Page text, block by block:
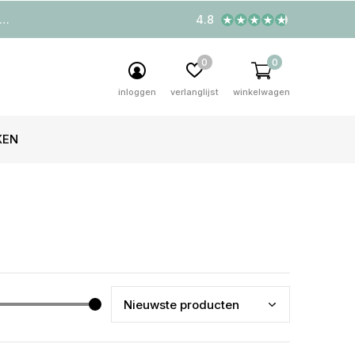
inloggen verlanglijst
0
winkelwagen
0
4.8